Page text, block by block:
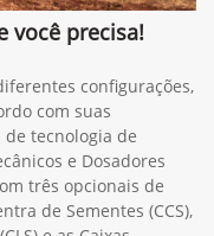
você precisa!
configurações,
com suas
tecnologia de
e Dosadores
três opcionais de
de Sementes (CCS),